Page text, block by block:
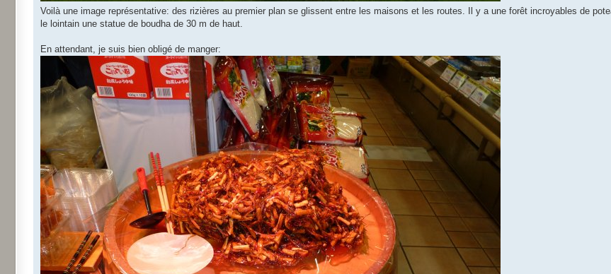
Voilà une image représentative: des rizières au premier plan se glissent entre les maisons et les routes. Il y a une forêt incroyables de
le lointain une statue de boudha de 30 m de haut.
En attendant, je suis bien obligé de manger: